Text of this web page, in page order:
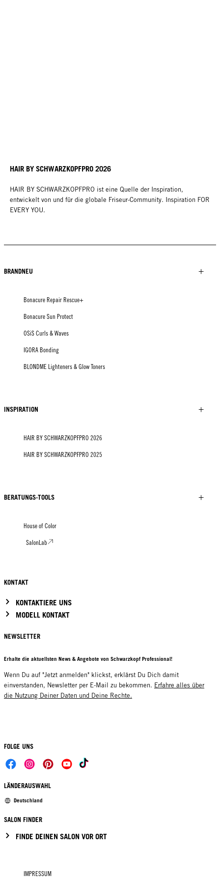
HAIR BY SCHWARZKOPFPRO 2026
HAIR BY SCHWARZKOPFPRO ist eine Quelle der Inspiration,
entwickelt von und für die globale Friseur-Community. Inspiration FOR
EVERY YOU.
BRANDNEU
Bonacure Repair Rescue+
Bonacure Sun Protect
OSiS Curls & Waves
IGORA Bonding
BLONDME Lighteners & Glow Toners
INSPIRATION
HAIR BY SCHWARZKOPFPRO 2026
HAIR BY SCHWARZKOPFPRO 2025
BERATUNGS-TOOLS
House of Color
SalonLab
KONTAKT
KONTAKTIERE UNS
MODELL KONTAKT
NEWSLETTER
Erhalte die aktuellsten News & Angebote von Schwarzkopf Professional!
Wenn Du auf "Jetzt anmelden" klickst, erklärst Du Dich damit
einverstanden, Newsletter per E-Mail zu bekommen. Erfahre alles über
die Nutzung Deiner Daten und Deine Rechte.
FOLGE UNS
LÄNDERAUSWAHL
Deutschland
SALON FINDER
FINDE DEINEN SALON VOR ORT
IMPRESSUM